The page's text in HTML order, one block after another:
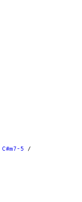
C#m7-5 /